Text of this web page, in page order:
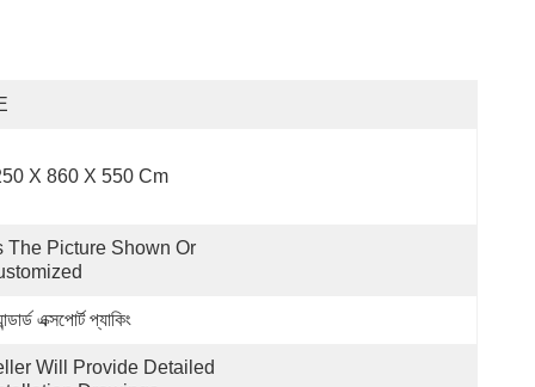
X 860 X 550 Cm
The Picture Shown Or
এক্সপোর্ট প্যাকিং
Will Provide Detailed